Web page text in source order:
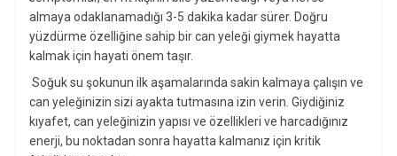
almaya odaklanamadığı 3-5 dakika kadar sürer. Doğru
yüzdürme özelliğine sahip bir can yeleği giymek hayatta
kalmak için hayati önem taşır.
Soğuk su şokunun ilk aşamalarında sakin kalmaya çalışın ve
can yeleğinizin sizi ayakta tutmasına izin verin. Giydiğiniz
kıyafet, can yeleğinizin yapısı ve özellikleri ve harcadığınız
enerji, bu noktadan sonra hayatta kalmanız için kritik